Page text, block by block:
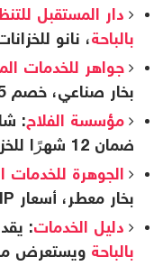
دار المستقبل
بالباحة، نانو
جواهر للخدمات
بخار صناعي، خصم 35%.
مؤسسة الفلاح:
ضمان 12 شهرًا للخزانات.
الجوهرة للخدمات
بخار معطر، أسعار VIP.
دليل الخدمات:
بالباحة ويستعرض